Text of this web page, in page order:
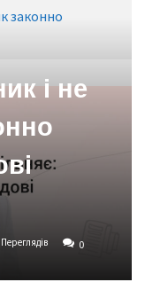
законно
і не
0